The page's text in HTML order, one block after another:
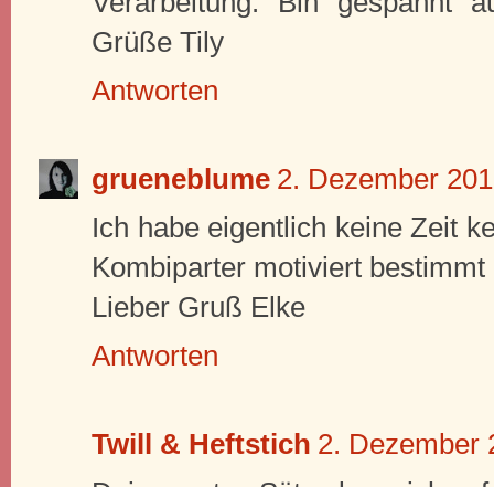
Grüße Tily
Antworten
grueneblume 2. Dezember
Ich habe eigentlich keine Zeit
Kombiparter motiviert bestimmt
Lieber Gruß Elke
Antworten
Twill & Heftstich 2. Dezember